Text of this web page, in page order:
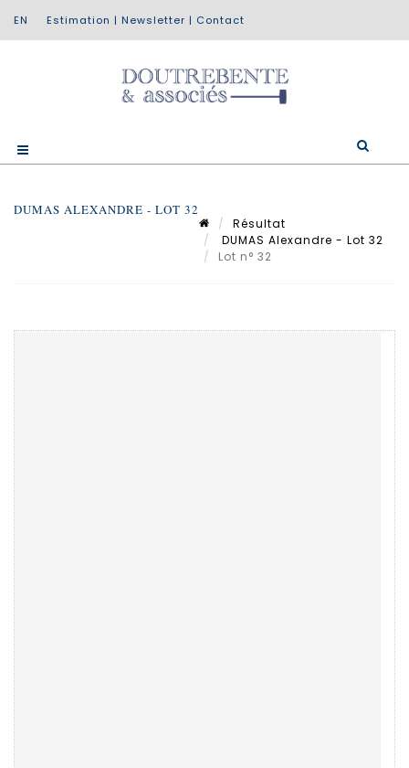
Estimation | Newsletter | Contact
DUMAS ALEXANDRE - LOT 32
Résultat
DUMAS Alexandre - Lot 32
Lot n° 32